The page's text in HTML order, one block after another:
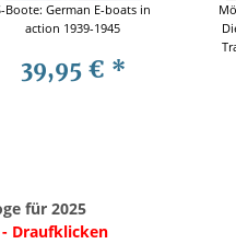
Boote: German E-boats in
action 1939-1945
39,95 € *
für 2025
Draufklicken